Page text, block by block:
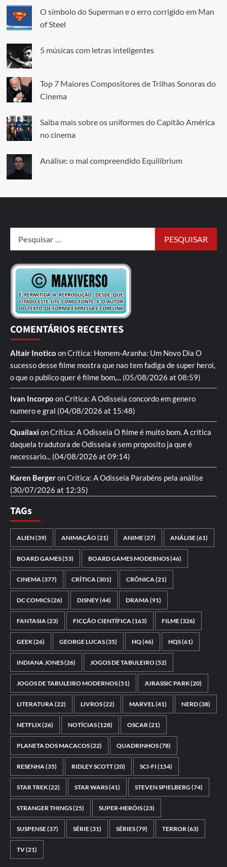
O símbolo do Superman e o erro corrigido em Man
of Steel
5 músicas com letras inteligentes
Top 7 Maiores Compositores de Trilhas Sonoras do
Cinema
Saiba mais sobre os uniformes do Capitão América
no cinema
Análise: o mal compreendido Equilibrium
COMENTÁRIOS RECENTES
Altair Inotico onCrítica: Homem-Aranha: Um Novo Dia O
sucesso desse filme mostra que nao tem fadiga de super heroi,
o que o publico quer é filme bom,... (05/08/2026 at 08:59)
Ivan Incorpo onCrítica: A Odisseia concordo em genero
numero e gral (04/08/2026 at 15:48)
QuailaxionCrítica: A Odisseia O filme é muito bom. A critica
daquela tradutora de Odisseia é sem proposito ja que é
necessario... (04/08/2026 at 09:14)
Karen BergeronCrítica: A Odisseia Parabéns pela análise
(30/07/2026 at 12:35)
TAGs
ALIEN(39) ANIMAÇÃO(21) ANIME(27) ANÁLISE(61)
BOARD GAMES(53) BOARD GAMES MODERNOS(46)
CINEMA(377) CRÍTICA(301) CRÔNICA(21)
DC COMICS(26) DISNEY(44) DRAMA(91)
FANTASIA(23) FICÇÃO CIENTÍFICA(163) FILME(326)
GEEK(26) GEORGE LUCAS(35) HQ(46) HQS(61)
INDIANA JONES(26) JOGOS DE TABULEIRO(52)
JOGOS DE TABULEIRO MODERNOS(51) JURASSIC PARK(20)
LITERATURA(22) LIVROS(22) MARVEL(41) NERD(38)
NETFLIX(26) NOTÍCIAS(128) OSCAR(21)
PLANETA DOS MACACOS(22) QUADRINHOS(78)
RESENHA(35) RIDLEY SCOTT(20) SCI-FI (154)
STAR TREK(22) STAR WARS(41) STEVEN SPIELBERG (74)
STRANGER THINGS(25) SUPER-HERÓIS(23)
SUSPENSE(37) SÉRIE(31) SÉRIES(79) TERROR(63)
TV(21)